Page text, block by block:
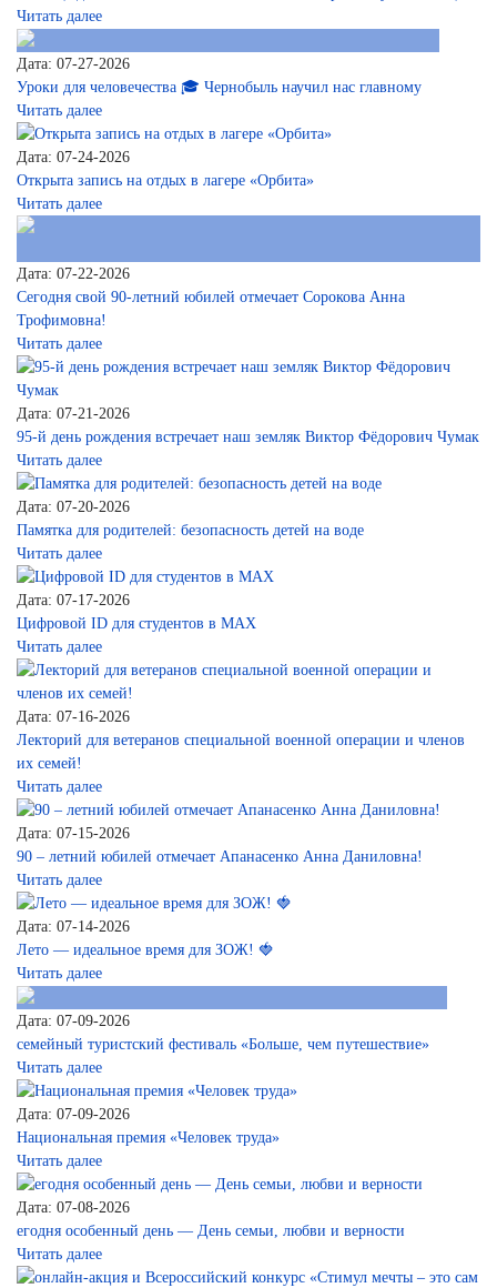
Читать далее
Дата: 07-27-2026
Уроки для человечества 🎓 Чернобыль научил нас главному
Читать далее
Дата: 07-24-2026
Открыта запись на отдых в лагере «Орбита»
Читать далее
Дата: 07-22-2026
Сегодня свой 90-летний юбилей отмечает Сорокова Анна
Трофимовна!
Читать далее
Дата: 07-21-2026
95-й день рождения встречает наш земляк Виктор Фёдорович Чумак
Читать далее
Дата: 07-20-2026
Памятка для родителей: безопасность детей на воде
Читать далее
Дата: 07-17-2026
Цифровой ID для студентов в MAX
Читать далее
Дата: 07-16-2026
Лекторий для ветеранов специальной военной операции и членов
их семей!
Читать далее
Дата: 07-15-2026
90 – летний юбилей отмечает Апанасенко Анна Даниловна!
Читать далее
Дата: 07-14-2026
Лето — идеальное время для ЗОЖ! 🍓
Читать далее
Дата: 07-09-2026
семейный туристский фестиваль «Больше, чем путешествие»
Читать далее
Дата: 07-09-2026
Национальная премия «Человек труда»
Читать далее
Дата: 07-08-2026
егодня особенный день — День семьи, любви и верности
Читать далее